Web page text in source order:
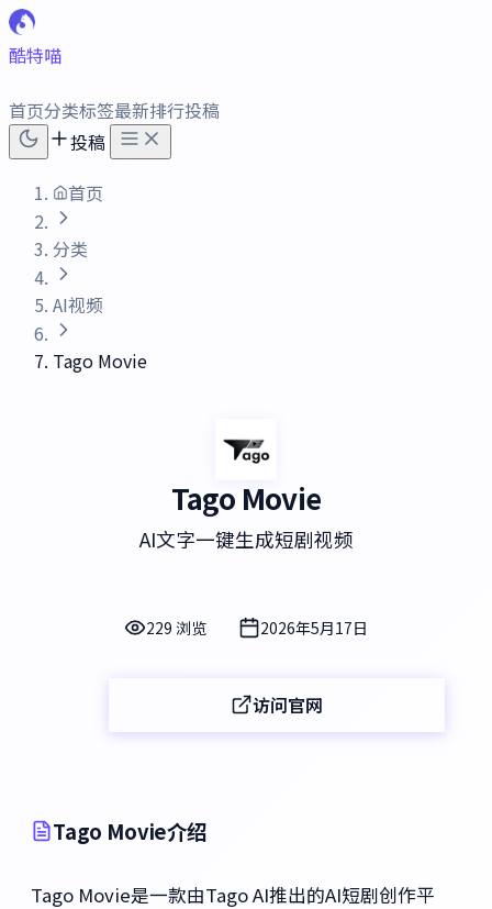
酷特喵
首页分类标签最新排行投稿
投稿
首页
分类
AI视频
Tago Movie
Tago Movie
AI文字一键生成短剧视频
229 浏览 2026年5月17日
访问官网
Tago Movie介绍
Tago Movie是一款由Tago AI推出的AI短剧创作平